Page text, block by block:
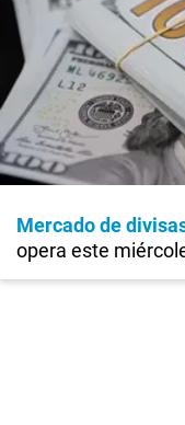
Mercado de
opera este